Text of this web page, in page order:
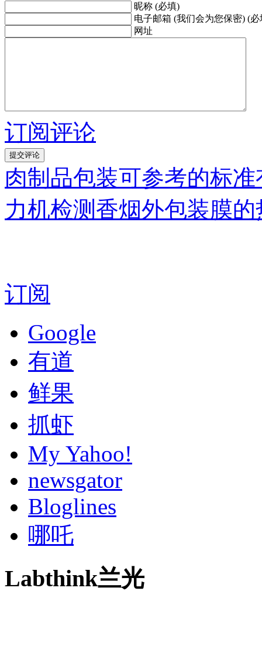
昵称 (必填)
电子邮箱 (我们会为您保密) (必
网址
订阅评论
肉制品包装可参考的标
力机检测香烟外包装膜
订阅
Google
有道
鲜果
抓虾
My Yahoo!
newsgator
Bloglines
哪吒
Labthink兰光